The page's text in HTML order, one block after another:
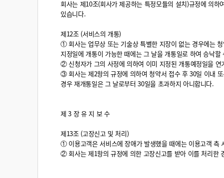
회사는 제10조(회사가 제공하는 특정모듈의 설치)규정에 의
있습니다.
제12조 (서비스의 개통)
① 회사는 업무상 또는 기술상 특별한 지장이 없는 경우에는
지정일에 개통이 가능한 때에는 그 날을 개통일로 하여 승낙할
② 신청자가 그의 사정에 의하여 이미 지정된 개통예정일을
③ 회사는 제2항의 규정에 의하여 청약서 접수 후 30일 이내
경우 재개통일은 그 날로부터 30일을 초과하지 아니합니다.
제 3 장 유 지 보 수
제13조 (고장신고 및 처리)
① 이용고객은 서비스에 장애가 발생했을 때에는 이용고객 측
② 회사는 제1항의 규정에 의한 고장신고를 받아 이를 처리한